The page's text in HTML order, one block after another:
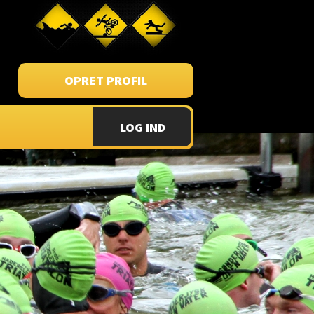
OPRET PROFIL
LOG IND